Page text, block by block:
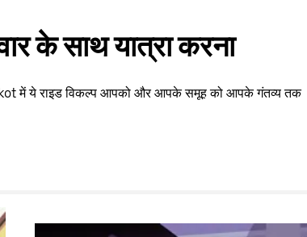
के साथ यात्रा करना
में ये राइड विकल्प आपको और आपके समूह को आपके गंतव्य तक